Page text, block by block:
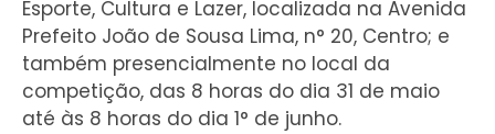
Esporte, Cultura e Lazer, localizada na Avenida
Prefeito João de Sousa Lima, n° 20, Centro; e
também presencialmente no local da
competição, das 8 horas do dia 31 de maio
até às 8 horas do dia 1° de junho.